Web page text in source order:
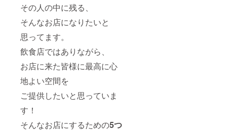
その人の中に残る、
そんなお店になりたいと
思ってます。
飲食店ではありながら、
お店に来た皆様に最高に心
地よい空間を
ご提供したいと思っていま
す！
そんなお店にするための5つ